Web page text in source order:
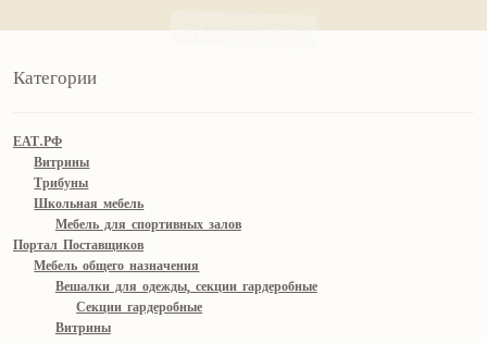
Категории
ЕАТ.РФ
Витрины
Трибуны
Школьная мебель
Мебель для спортивных залов
Портал Поставщиков
Мебель общего назначения
Вешалки для одежды, секции гардеробные
Секции гардеробные
Витрины